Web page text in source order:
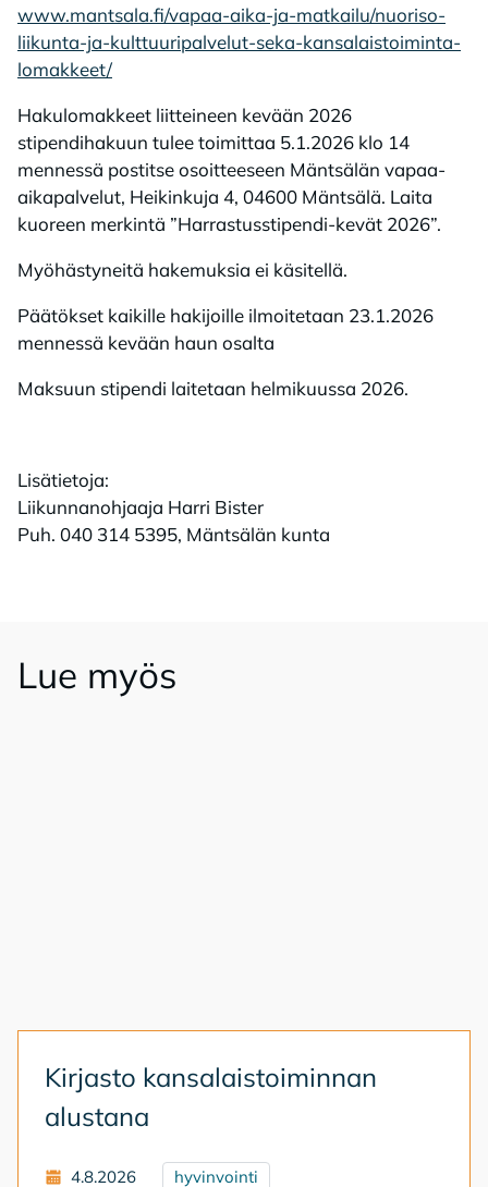
www.mantsala.fi/vapaa-aika-ja-matkailu/nuoriso-
liikunta-ja-kulttuuripalvelut-seka-kansalaistoiminta-
lomakkeet/
Hakulomakkeet liitteineen kevään 2026
stipendihakuun tulee toimittaa 5.1.2026 klo 14
mennessä postitse osoitteeseen Mäntsälän vapaa-
aikapalvelut, Heikinkuja 4, 04600 Mäntsälä. Laita
kuoreen merkintä ”Harrastusstipendi-kevät 2026”.
Myöhästyneitä hakemuksia ei käsitellä.
Päätökset kaikille hakijoille ilmoitetaan 23.1.2026
mennessä kevään haun osalta
Maksuun stipendi laitetaan helmikuussa 2026.
Lisätietoja:
Liikunnanohjaaja Harri Bister
Puh. 040 314 5395, Mäntsälän kunta
Lue myös
Kir­jas­to kan­sa­lais­toi­min­nan
alus­ta­na
4.8.2026 hyvinvointi